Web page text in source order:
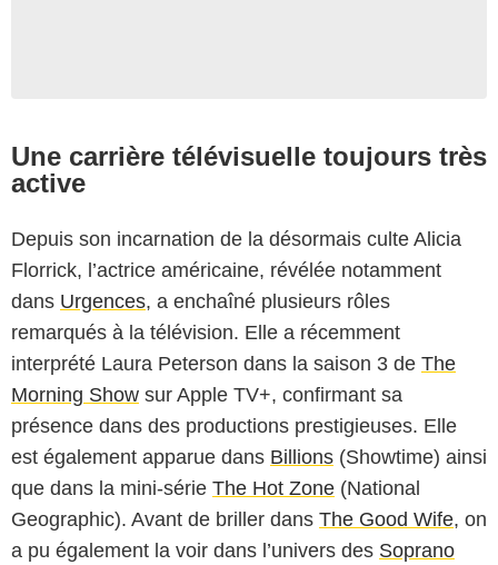
Une carrière télévisuelle toujours très
active
Depuis son incarnation de la désormais culte Alicia
Florrick, l’actrice américaine, révélée notamment
dans Urgences, a enchaîné plusieurs rôles
remarqués à la télévision. Elle a récemment
interprété Laura Peterson dans la saison 3 de The
Morning Show sur Apple TV+, confirmant sa
présence dans des productions prestigieuses. Elle
est également apparue dans Billions (Showtime) ainsi
que dans la mini-série The Hot Zone (National
Geographic). Avant de briller dans The Good Wife, on
a pu également la voir dans l’univers des Soprano